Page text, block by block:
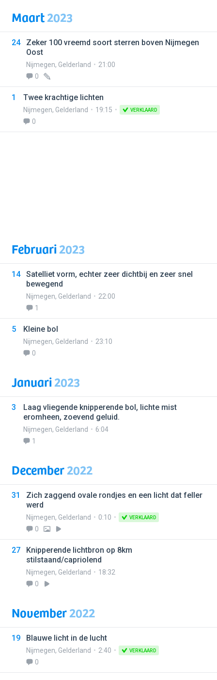
Maart2023
24
Zeker 100 vreemd soort sterren boven Nijmegen
Oost
Nijmegen, Gelderland
21:00
0
1 Twee krachtige lichten
Nijmegen, Gelderland 19:15 VERKLAARD
0
Februari2023
14
Satelliet vorm, echter zeer dichtbij en zeer snel
bewegend
Nijmegen, Gelderland
22:00
1
5 Kleine bol
Nijmegen, Gelderland
23:10
0
Januari2023
3
Laag vliegende knipperende bol, lichte mist
eromheen, zoevend geluid.
Nijmegen, Gelderland
6:04
1
December2022
31
Zich zaggend ovale rondjes en een licht dat feller
werd
Nijmegen, Gelderland 0:10 VERKLAARD
0
27
Knipperende lichtbron op 8km
stilstaand/capriolend
Nijmegen, Gelderland
18:32
0
November2022
19 Blauwe licht in de lucht
Nijmegen, Gelderland 2:40 VERKLAARD
0